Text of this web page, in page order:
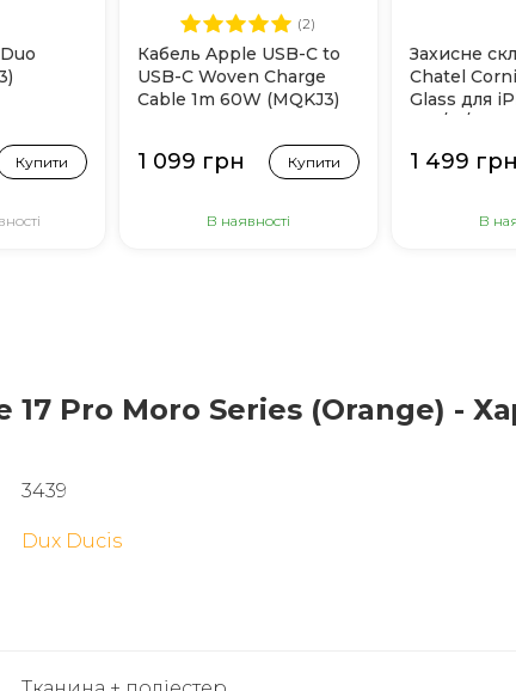
Купити
(2)
Кабель Apple USB-C to
USB-C Woven Charge
Cable 1m 60W (MQKJ3)
1 099 грн Купити
В наявності
Захисне
Chatel
Glass для
Pro/17/17
1 499 грн
В
Pro Moro Series (Orange) -
3439
Dux Ducis